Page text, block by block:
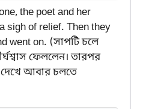
the poet and her
sigh of relief. Then they
went on. (সাপটি চলে
ফেললেন। তারপর
আবার চলতে